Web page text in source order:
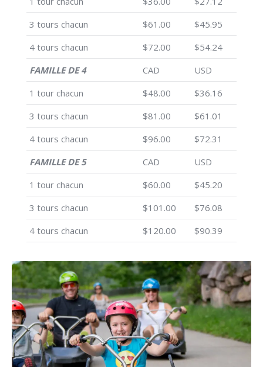
3 tours chacun
$61.00
$45.95
4 tours chacun
$72.00
$54.24
FAMILLE DE 4
CAD
USD
1 tour chacun
$48.00
$36.16
3 tours chacun
$81.00
$61.01
4 tours chacun
$96.00
$72.31
FAMILLE DE 5
CAD
USD
1 tour chacun
$60.00
$45.20
3 tours chacun
$101.00
$76.08
4 tours chacun
$120.00 $90.39